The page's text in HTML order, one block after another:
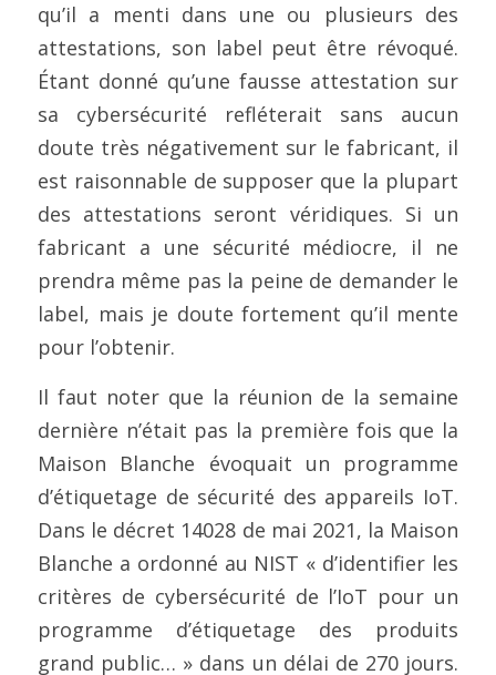
qu’il a menti dans une ou plusieurs des
attestations, son label peut être révoqué.
Étant donné qu’une fausse attestation sur
sa cybersécurité refléterait sans aucun
doute très négativement sur le fabricant, il
est raisonnable de supposer que la plupart
des attestations seront véridiques. Si un
fabricant a une sécurité médiocre, il ne
prendra même pas la peine de demander le
label, mais je doute fortement qu’il mente
pour l’obtenir.
Il faut noter que la réunion de la semaine
dernière n’était pas la première fois que la
Maison Blanche évoquait un programme
d’étiquetage de sécurité des appareils IoT.
Dans le décret 14028 de mai 2021, la Maison
Blanche a ordonné au NIST « d’identifier les
critères de cybersécurité de l’IoT pour un
programme d’étiquetage des produits
grand public… » dans un délai de 270 jours.